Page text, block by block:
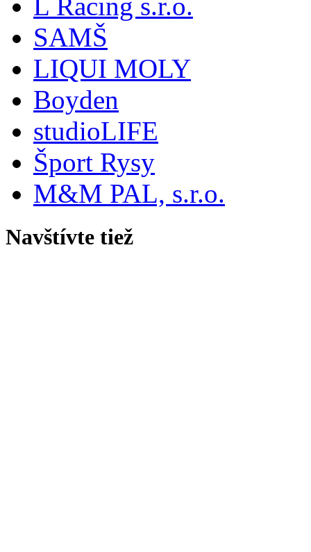
L Racing s.r.o.
SAMŠ
LIQUI MOLY
Boyden
studioLIFE
Šport Rysy
M&M PAL, s.r.o.
Navštívte tiež